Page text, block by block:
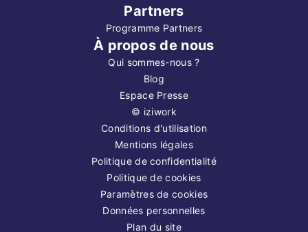
Partners
Programme Partners
À propos de nous
Qui sommes-nous ?
Blog
Espace Presse
© iziwork
Conditions d'utilisation
Mentions légales
Politique de confidentialité
Politique de cookies
Paramètres de cookies
Données personnelles
Plan du site